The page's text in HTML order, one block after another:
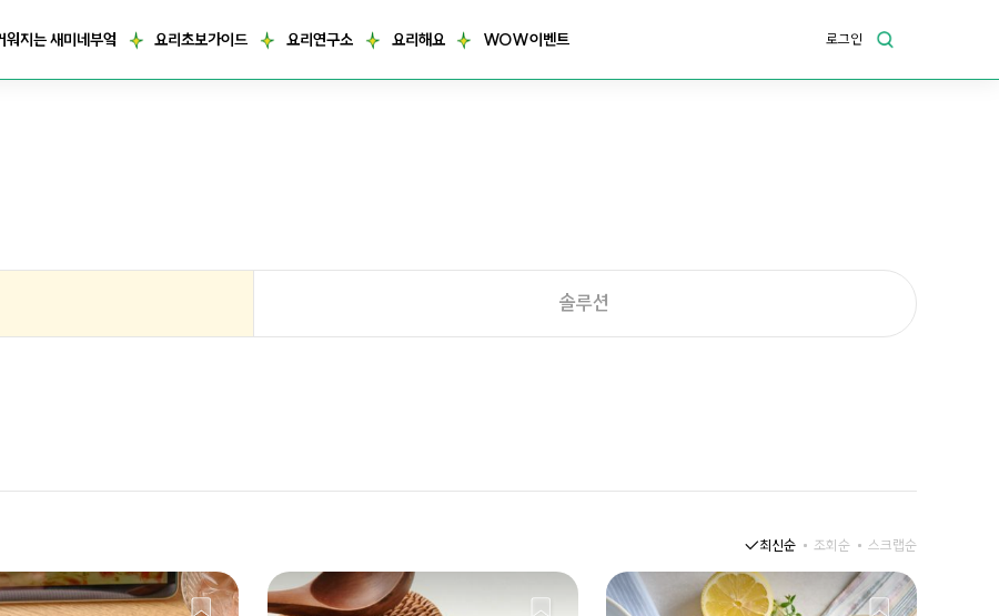
워지는 새미네부엌 요리초보가이드 요리연구소 요리해요 WOW이벤트 로그인
솔루션
최신순 조회순 스크랩순